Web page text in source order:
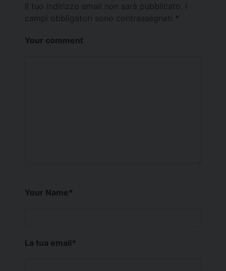
Il tuo indirizzo email non sarà pubblicato.
campi obbligatori sono contrassegnati *
Your comment
Your Name*
La tua email*